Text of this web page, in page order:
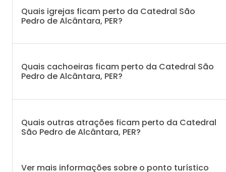
Quais igrejas ficam perto da Catedral São
Pedro de Alcântara, PER?
Quais cachoeiras ficam perto da Catedral São
Pedro de Alcântara, PER?
Quais outras atrações ficam perto da Catedral
São Pedro de Alcântara, PER?
Ver mais informações sobre o ponto turístico